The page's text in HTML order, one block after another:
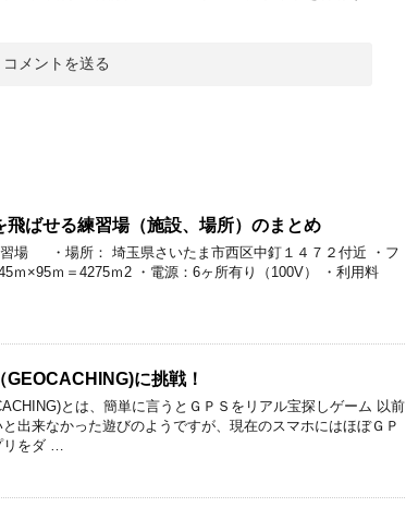
飛ばせる練習場（施設、場所）のまとめ
場 ・場所： 埼玉県さいたま市西区中釘１４７２付近 ・フ
ｍ×95ｍ＝4275ｍ2 ・電源：6ヶ所有り（100V） ・利用料
に挑戦！
とは、簡単に言うとＧＰＳをリアル宝探しゲーム 以前
出来なかった遊びのようですが、現在のスマホにはほぼＧＰ
リをダ …